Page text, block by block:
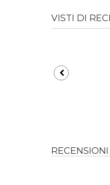
VISTI DI